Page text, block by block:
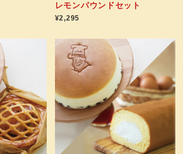
レモンパウンドセット
¥2,295